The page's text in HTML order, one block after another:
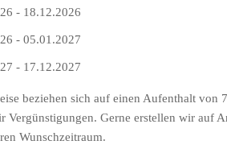
- 18.12.2026
- 05.01.2027
- 17.12.2027
beziehen sich auf einen Aufenthalt von
Vergünstigungen. Gerne erstellen wir auf
Wunschzeitraum.